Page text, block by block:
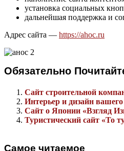
установка социальных
дальнейшая поддержка и
Адрес сайта — https://ahoc.ru
Обязательно
Сайт строительной
Интерьер и дизайн
Сайт о Японии «Взгляд
Туристический сайт «То
Самое читаемое